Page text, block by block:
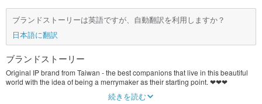
ブランドストーリーは英語ですが、自動翻訳を利用しますか？
日本語に翻訳
ブランドストーリー
Original IP brand from Taiwan - the best companions that live in this beautiful
world with the idea of being a merrymaker as their starting point. ❤❤❤
続きを読む